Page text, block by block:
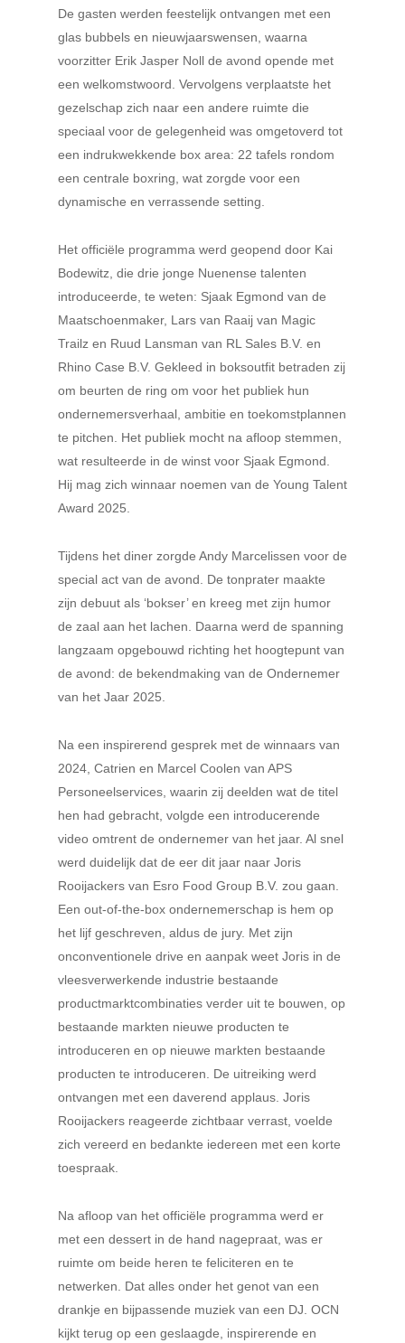
De gasten werden feestelijk ontvangen met een
glas bubbels en nieuwjaarswensen, waarna
voorzitter Erik Jasper Noll de avond opende met
een welkomstwoord. Vervolgens verplaatste het
gezelschap zich naar een andere ruimte die
speciaal voor de gelegenheid was omgetoverd tot
een indrukwekkende box area: 22 tafels rondom
een centrale boxring, wat zorgde voor een
dynamische en verrassende setting.
Het officiële programma werd geopend door Kai
Bodewitz, die drie jonge Nuenense talenten
introduceerde, te weten: Sjaak Egmond van de
Maatschoenmaker, Lars van Raaij van Magic
Trailz en Ruud Lansman van RL Sales B.V. en
Rhino Case B.V. Gekleed in boksoutfit betraden zij
om beurten de ring om voor het publiek hun
ondernemersverhaal, ambitie en toekomstplannen
te pitchen. Het publiek mocht na afloop stemmen,
wat resulteerde in de winst voor Sjaak Egmond.
Hij mag zich winnaar noemen van de Young Talent
Award 2025.
Tijdens het diner zorgde Andy Marcelissen voor de
special act van de avond. De tonprater maakte
zijn debuut als ‘bokser’ en kreeg met zijn humor
de zaal aan het lachen. Daarna werd de spanning
langzaam opgebouwd richting het hoogtepunt van
de avond: de bekendmaking van de Ondernemer
van het Jaar 2025.
Na een inspirerend gesprek met de winnaars van
2024, Catrien en Marcel Coolen van APS
Personeelservices, waarin zij deelden wat de titel
hen had gebracht, volgde een introducerende
video omtrent de ondernemer van het jaar. Al snel
werd duidelijk dat de eer dit jaar naar Joris
Rooijackers van Esro Food Group B.V. zou gaan.
Een out-of-the-box ondernemerschap is hem op
het lijf geschreven, aldus de jury. Met zijn
onconventionele drive en aanpak weet Joris in de
vleesverwerkende industrie bestaande
productmarktcombinaties verder uit te bouwen, op
bestaande markten nieuwe producten te
introduceren en op nieuwe markten bestaande
producten te introduceren. De uitreiking werd
ontvangen met een daverend applaus. Joris
Rooijackers reageerde zichtbaar verrast, voelde
zich vereerd en bedankte iedereen met een korte
toespraak.
Na afloop van het officiële programma werd er
met een dessert in de hand nagepraat, was er
ruimte om beide heren te feliciteren en te
netwerken. Dat alles onder het genot van een
drankje en bijpassende muziek van een DJ. OCN
kijkt terug op een geslaagde, inspirerende en